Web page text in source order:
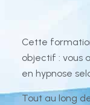
Cette
objectif : vous
en hypnose
Tout au long